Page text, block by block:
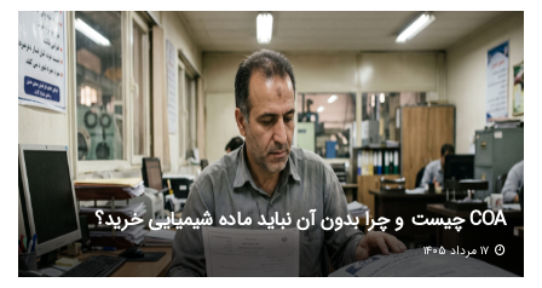
COA چیست و چرا بدون آن نباید ماده شیمیایی خرید؟